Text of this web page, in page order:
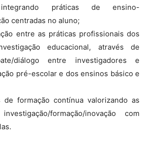
práticas de ensino-
centradas no aluno;
entre as práticas profissionais dos
educacional, através de
diálogo entre investigadores e
pré-escolar e dos ensinos básico e
de formação contínua valorizando as
formação/inovação com